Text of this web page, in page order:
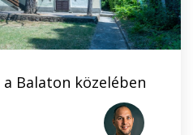
Balaton közelében